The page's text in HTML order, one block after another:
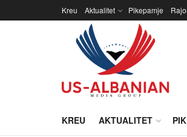
Kreu Aktualitet Pikepamje
KREU AKTUALITET